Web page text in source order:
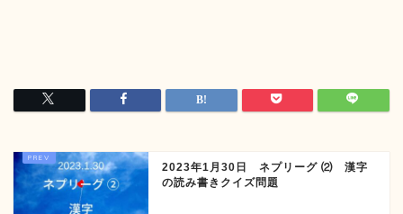
2023年1月30日 ネプリーグ ⑵ 漢字
の読み書きクイズ問題